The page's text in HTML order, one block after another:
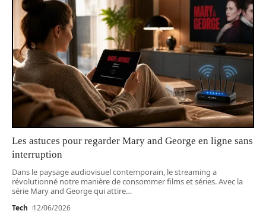
Les astuces pour regarder Mary and George en ligne sans
interruption
Dans le paysage audiovisuel contemporain, le streaming a
révolutionné notre manière de consommer films et séries. Avec la
série Mary and George qui attire…
Tech 12/06/2026